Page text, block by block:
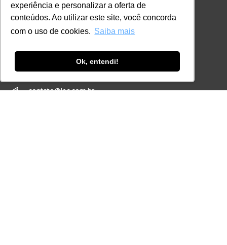
experiência e personalizar a oferta de
conteúdos. Ao utilizar este site, você concorda
com o uso de cookies. Saiba mais
Ok, entendi!
Eventos
+55 11 3259-2837
+55 11 98924-8322
contato@lec.com.br